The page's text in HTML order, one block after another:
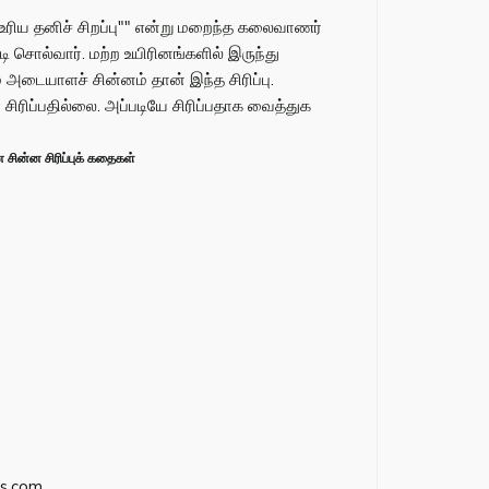
தனிச் சிறப்பு"" என்று மறைந்த கலைவாணர்
சொல்வார். மற்ற உயிரினங்களில் இருந்து
அடையாளச் சின்னம் தான் இந்த சிரிப்பு.
அப்படியே சிரிப்பதாக வைத்துக
சிரிப்புக் கதைகள்